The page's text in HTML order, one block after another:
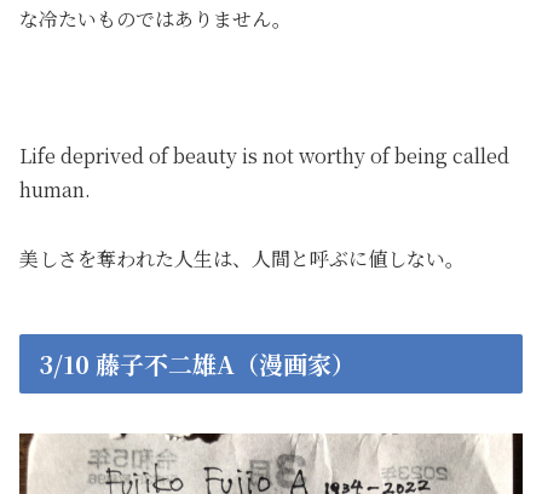
な冷たいものではありません。
Life deprived of beauty is not worthy of being called
human.
美しさを奪われた人生は、人間と呼ぶに値しない。
3/10 藤子不二雄A（漫画家）